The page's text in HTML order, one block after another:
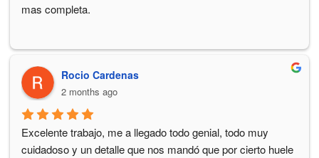
mas completa.
Rocio Cardenas
2 months ago
Excelente trabajo, me a llegado todo genial, todo muy
cuidadoso y un detalle que nos mandó que por cierto huele